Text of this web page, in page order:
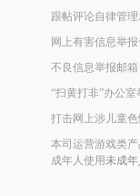
跟帖评论自律管
网上有害信息举报
不良信息举报邮箱
“扫黄打非”办公室
打击网上涉儿童
本司运营游戏类
成年人使用未成